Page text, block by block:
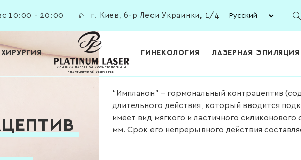
10:00 - 20:00 г. Киев, б-р Леси Украинки, 1/4
КЛИНИКА ЛАЗЕРНОЙ КОСМЕТОЛОГИИ И
ПЛАСТИЧЕСКОЙ ХИРУРГИИ
ГИНЕКОЛОГИЯ ЛАЗЕРНАЯ ЭПИЛЯЦИЯ
“Импланон” – гормональный контрацептив
длительного действия, который вводится
имеет вид мягкого и ластичного
мм. Срок его непрерывного действия